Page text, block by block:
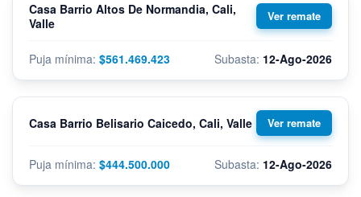
$561.469.423
Casa Barrio Altos De Normandia, Cali,
Valle
12-Ago-2026
$444.500.000
Casa Barrio Belisario Caicedo, Cali, Valle
12-Ago-2026